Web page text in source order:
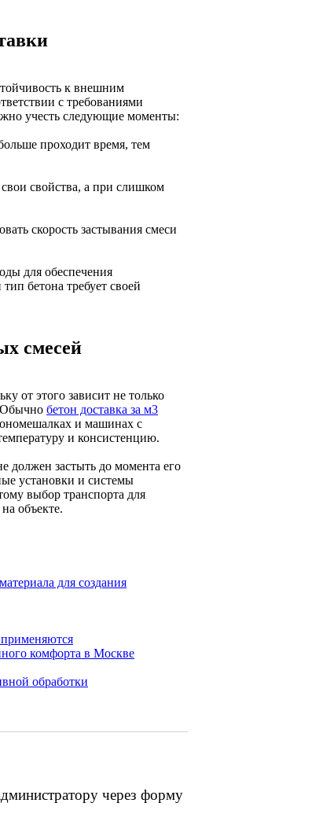
к внешним
с требованиями
учесть следующие моменты:
проходит время, тем
свойства, а при слишком
скорость застывания смеси
для обеспечения
бетона требует своей
смесей
от этого зависит не только
Обычно бетон доставка за м3
и машинах с
и консистенцию.
должен застыть до момента его
установки и системы
выбор транспорта для
объекте.
для создания
комфорта в Москве
обработки
через форму